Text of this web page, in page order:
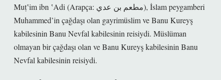
Muṭʽim ibn ʽAdi (Arapça: مطعم بن عدي), İslam peygamberi
Muhammed’in çağdaşı olan gayrimüslim ve Banu Kureyş
kabilesinin Banu Nevfal kabilesinin reisiydi. Müslüman
olmayan bir çağdaşı olan ve Banu Kureyş kabilesinin Banu
Nevfal kabilesinin reisiydi.